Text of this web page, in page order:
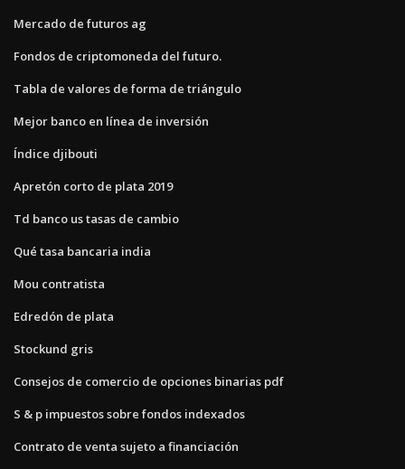
Mercado de futuros ag
Fondos de criptomoneda del futuro.
Tabla de valores de forma de triángulo
Mejor banco en línea de inversión
Índice djibouti
Apretón corto de plata 2019
Td banco us tasas de cambio
Qué tasa bancaria india
Mou contratista
Edredón de plata
Stockund gris
Consejos de comercio de opciones binarias pdf
S & p impuestos sobre fondos indexados
Contrato de venta sujeto a financiación